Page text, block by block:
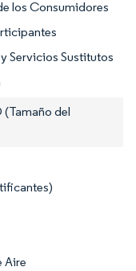
los Consumidores
Servicios Sustitutos
del
Aire